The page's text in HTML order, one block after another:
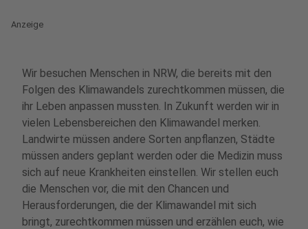
Anzeige
Wir besuchen Menschen in NRW, die bereits mit den
Folgen des Klimawandels zurechtkommen müssen, die
ihr Leben anpassen mussten. In Zukunft werden wir in
vielen Lebensbereichen den Klimawandel merken.
Landwirte müssen andere Sorten anpflanzen, Städte
müssen anders geplant werden oder die Medizin muss
sich auf neue Krankheiten einstellen. Wir stellen euch
die Menschen vor, die mit den Chancen und
Herausforderungen, die der Klimawandel mit sich
bringt, zurechtkommen müssen und erzählen euch, wie